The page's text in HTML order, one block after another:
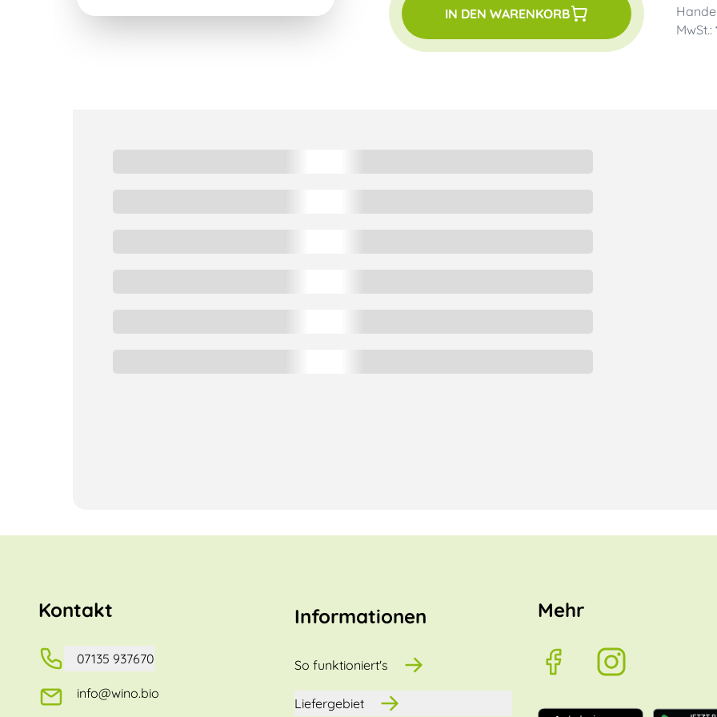
MwSt.:
IN DEN WARENKORB
Kontakt
07135 937670
info@wino.bio
Informationen
So funktioniert's
Liefergebiet
Mehr